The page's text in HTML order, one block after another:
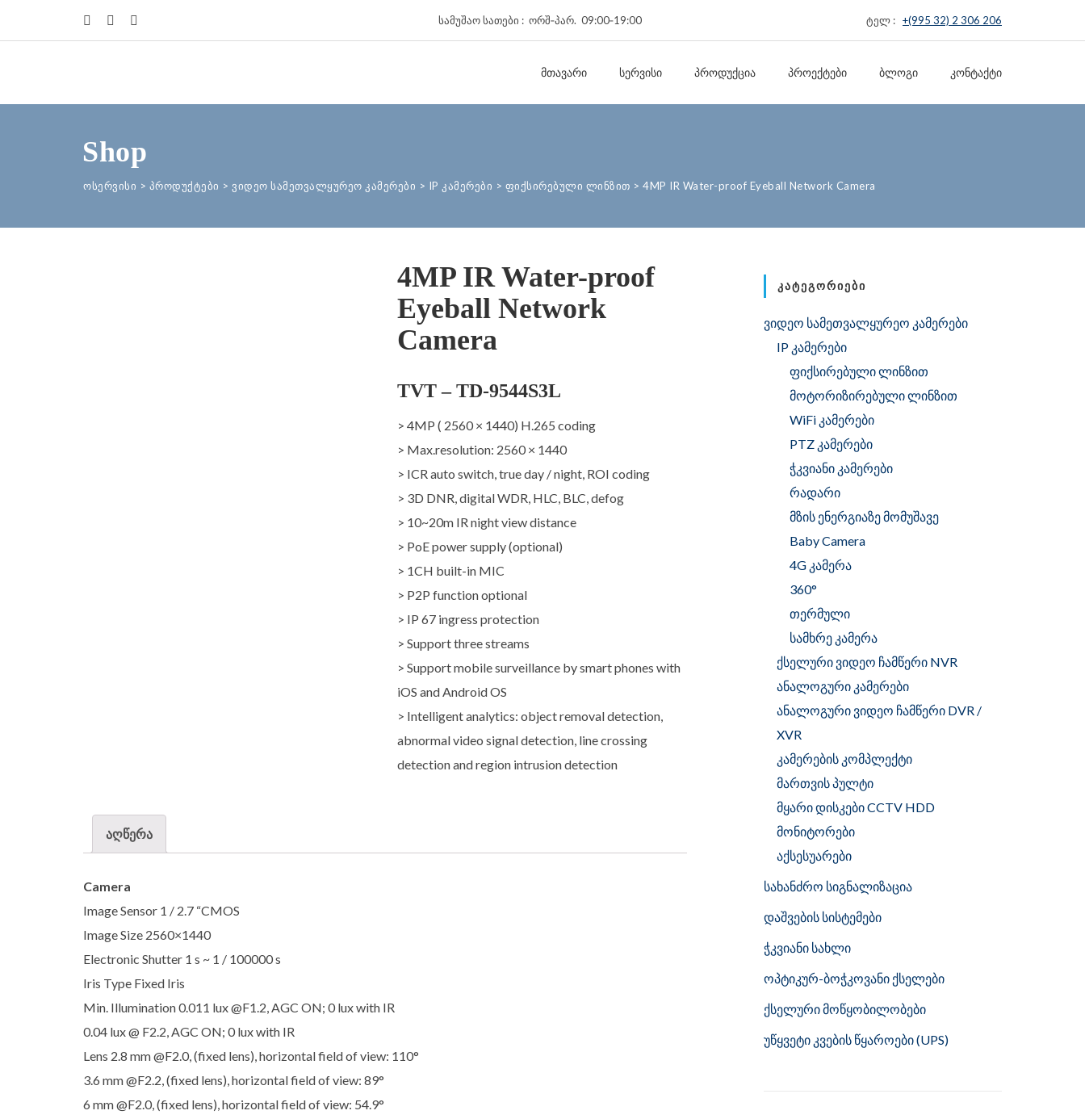
სამუშაო სათები : ორშ‑პარ. 09:00‑19:00 ტელ : +(995 32) 2 306 206
ᲛᲗᲐᲕᲐᲠᲘ ᲡᲔᲠᲕᲘᲡᲘ ᲞᲠᲝᲓᲣᲥᲪᲘᲐ ᲞᲠᲝᲔᲥᲢᲔᲑᲘ ᲑᲚᲝᲒᲘ ᲙᲝᲜᲢᲐᲥᲢᲘ
Shop
ოსერვისი > პროდუქტები > ვიდეო სამეთვალყურეო კამერები > IP კამერები > ფიქსირებული ლინზით > 4MP IR Water-proof Eyeball Network Camera
4MP IR Water-proof
Eyeball Network
Camera
TVT – TD-9544S3L
> 4MP ( 2560 × 1440) H.265 coding
> Max.resolution: 2560 × 1440
> ICR auto switch, true day / night, ROI coding
> 3D DNR, digital WDR, HLC, BLC, defog
> 10~20m IR night view distance
> PoE power supply (optional)
> 1CH built-in MIC
> P2P function optional
> IP 67 ingress protection
> Support three streams
> Support mobile surveillance by smart phones with
iOS and Android OS
> Intelligent analytics: object removal detection,
abnormal video signal detection, line crossing
detection and region intrusion detection
აღწერა
Camera
Image Sensor 1 / 2.7 “CMOS
Image Size 2560×1440
Electronic Shutter 1 s ~ 1 / 100000 s
Iris Type Fixed Iris
Min. Illumination 0.011 lux @F1.2, AGC ON; 0 lux with IR
0.04 lux @ F2.2, AGC ON; 0 lux with IR
Lens 2.8 mm @F2.0, (fixed lens), horizontal field of view: 110°
3.6 mm @F2.2, (fixed lens), horizontal field of view: 89°
6 mm @F2.0, (fixed lens), horizontal field of view: 54.9°
ᲙᲐᲢᲔᲒᲝᲠᲘᲔᲑᲘ
ვიდეო სამეთვალყურეო კამერები
IP კამერები
ფიქსირებული ლინზით
მოტორიზირებული ლინზით
WiFi კამერები
PTZ კამერები
ჭკვიანი კამერები
რადარი
მზის ენერგიაზე მომუშავე
Baby Camera
4G კამერა
360°
თერმული
სამხრე კამერა
ქსელური ვიდეო ჩამწერი NVR
ანალოგური კამერები
ანალოგური ვიდეო ჩამწერი DVR /
XVR
კამერების კომპლექტი
მართვის პულტი
მყარი დისკები CCTV HDD
მონიტორები
აქსესუარები
სახანძრო სიგნალიზაცია
დაშვების სისტემები
ჭკვიანი სახლი
ოპტიკურ-ბოჭკოვანი ქსელები
ქსელური მოწყობილობები
უწყვეტი კვების წყაროები (UPS)